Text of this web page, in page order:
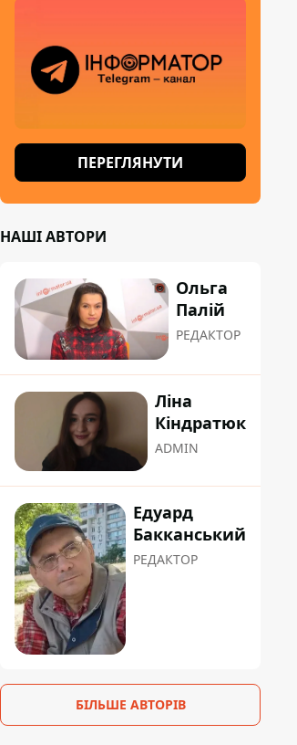
ПЕРЕГЛЯНУТИ
НАШІ АВТОРИ
Ольга
Палій
РЕДАКТОР
Ліна
Кіндратюк
ADMIN
Едуард
Бакканський
РЕДАКТОР
БІЛЬШЕ АВТОРІВ